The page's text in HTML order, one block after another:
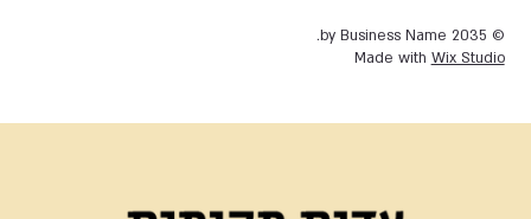
© 2035 by Business Name.
Made with Wix Studio